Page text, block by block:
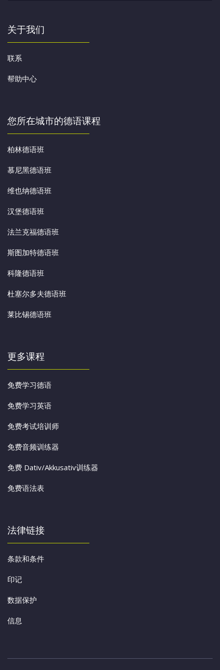
关于我们
联系
帮助中心
您所在城市的德语课程
柏林德语班
慕尼黑德语班
维也纳德语班
汉堡德语班
法兰克福德语班
斯图加特德语班
科隆德语班
杜塞尔多夫德语班
莱比锡德语班
更多课程
免费学习德语
免费学习英语
免费考试培训师
免费音频训练器
免费 Dativ/Akkusativ训练器
免费语法表
法律链接
条款和条件
印记
数据保护
信息